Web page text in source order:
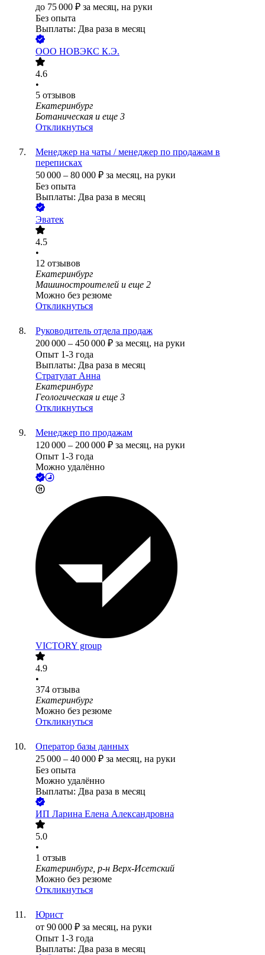
до 75 000 ₽ за месяц, на руки
Без опыта
Выплаты: Два раза в месяц
ООО НОВЭКС К.Э.
4.6
•
5 отзывов
Екатеринбург
Ботаническая и еще 3
Откликнуться
Менеджер на чаты / менеджер по продажам в
переписках
50 000 – 80 000 ₽ за месяц, на руки
Без опыта
Выплаты: Два раза в месяц
Эватек
4.5
•
12 отзывов
Екатеринбург
Машиностроителей и еще 2
Можно без резюме
Откликнуться
Руководитель отдела продаж
200 000 – 450 000 ₽ за месяц, на руки
Опыт 1-3 года
Выплаты: Два раза в месяц
Стратулат Анна
Екатеринбург
Геологическая и еще 3
Откликнуться
Менеджер по продажам
120 000 – 200 000 ₽ за месяц, на руки
Опыт 1-3 года
Можно удалённо
VICTORY group
4.9
•
374 отзыва
Екатеринбург
Можно без резюме
Откликнуться
Оператор базы данных
25 000 – 40 000 ₽ за месяц, на руки
Без опыта
Можно удалённо
Выплаты: Два раза в месяц
ИП Ларина Елена Александровна
5.0
•
1 отзыв
Екатеринбург, р-н Верх-Исетский
Можно без резюме
Откликнуться
Юрист
от 90 000 ₽ за месяц, на руки
Опыт 1-3 года
Выплаты: Два раза в месяц